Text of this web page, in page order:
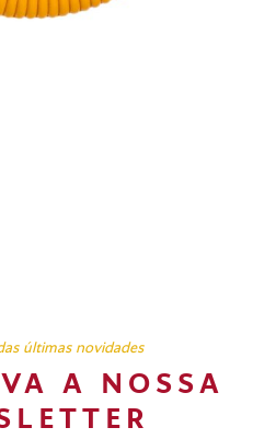
últimas novidades
A NOSSA